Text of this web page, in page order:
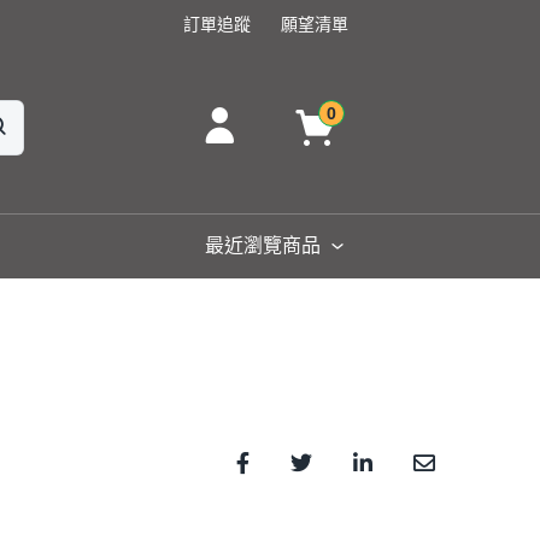
訂單追蹤 願望清單
0
最近瀏覽商品